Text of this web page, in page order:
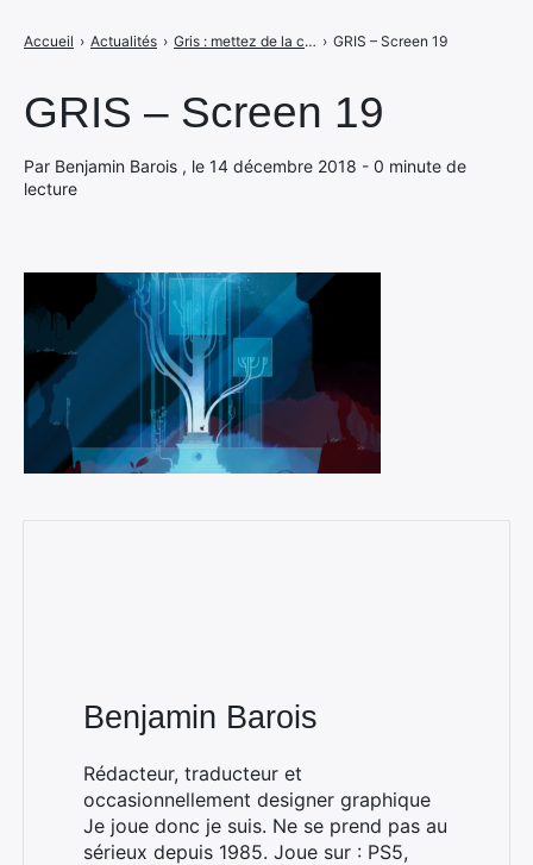
GRIS – Screen 19
Par Benjamin Barois , le 14 décembre 2018 - 0 minute de
lecture
Accueil › Actualités › Gris : mettez de la couleur sur vos émotions › GRIS – Screen 19
Benjamin Barois
Rédacteur, traducteur et
occasionnellement designer graphique
Je joue donc je suis. Ne se prend pas au
sérieux depuis 1985. Joue sur : PS5,